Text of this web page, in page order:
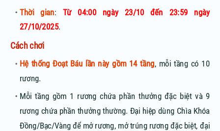
Thời gian: Từ 04:00 ngày 23/10 đến 23:59 ngày
27/10/2025.
Cách chơi
Hệ thống Đoạt Báu lần này gồm 14 tầng, mỗi tầng có 10
rương.
Mỗi tầng gồm 1 rương chứa phần thưởng đặc biệt và 9
rương chứa phần thưởng thường. Đại hiệp dùng Chìa Khóa
Đồng/Bạc/Vàng để mở rương, mở trúng rương đặc biệt, đại